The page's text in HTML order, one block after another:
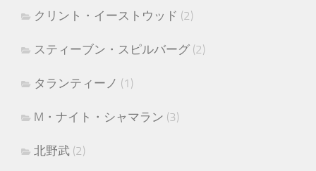
クリント・イーストウッド (2)
スティーブン・スピルバーグ (2)
タランティーノ (1)
M・ナイト・シャマラン (3)
北野武 (2)